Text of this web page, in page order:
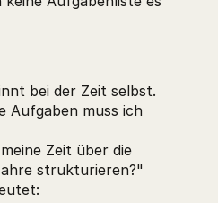
bei der Zeit selbst.
Aufgaben muss ich
Zeit über die
strukturieren?"